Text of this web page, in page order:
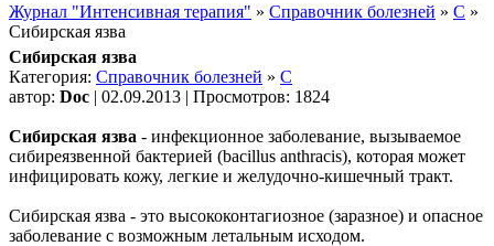
Журнал "Интенсивная терапия" » Справочник болезней » С »
Сибирская язва
Сибирская язва
Категория: Справочник болезней » С
автор: Doc | 02.09.2013 | Просмотров: 1824
Сибирская язва - инфекционное заболевание, вызываемое
сибиреязвенной бактерией (bacillus anthracis), которая может
инфицировать кожу, легкие и желудочно-кишечный тракт.
Сибирская язва - это высококонтагиозное (заразное) и опасное
заболевание с возможным летальным исходом.